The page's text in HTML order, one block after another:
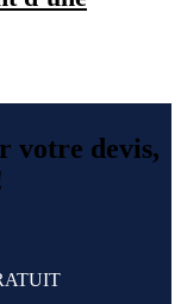
votre devis,